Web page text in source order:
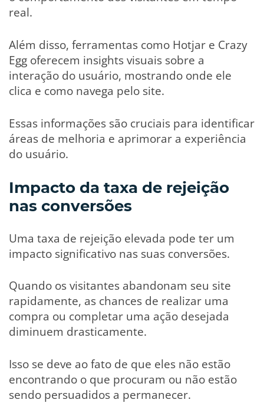
real.
Além disso, ferramentas como Hotjar e Crazy
Egg oferecem insights visuais sobre a
interação do usuário, mostrando onde ele
clica e como navega pelo site.
Essas informações são cruciais para identificar
áreas de melhoria e aprimorar a experiência
do usuário.
Impacto da taxa de rejeição
nas conversões
Uma taxa de rejeição elevada pode ter um
impacto significativo nas suas conversões.
Quando os visitantes abandonam seu site
rapidamente, as chances de realizar uma
compra ou completar uma ação desejada
diminuem drasticamente.
Isso se deve ao fato de que eles não estão
encontrando o que procuram ou não estão
sendo persuadidos a permanecer.